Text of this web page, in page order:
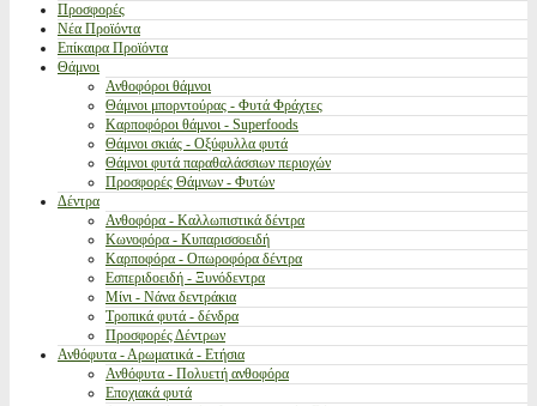
Προσφορές
Νέα Προϊόντα
Επίκαιρα Προϊόντα
Θάμνοι
Ανθοφόροι θάμνοι
Θάμνοι μπορντούρας - Φυτά Φράχτες
Καρποφόροι θάμνοι - Superfoods
Θάμνοι σκιάς - Οξύφυλλα φυτά
Θάμνοι φυτά παραθαλάσσιων περιοχών
Προσφορές Θάμνων - Φυτών
Δέντρα
Ανθοφόρα - Καλλωπιστικά δέντρα
Κωνοφόρα - Κυπαρισσοειδή
Καρποφόρα - Οπωροφόρα δέντρα
Εσπεριδοειδή - Ξυνόδεντρα
Μίνι - Νάνα δεντράκια
Τροπικά φυτά - δένδρα
Προσφορές Δέντρων
Ανθόφυτα - Αρωματικά - Ετήσια
Ανθόφυτα - Πολυετή ανθοφόρα
Εποχιακά φυτά